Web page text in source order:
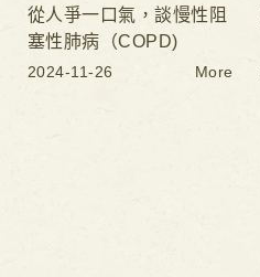
從人爭一口氣，談慢性阻
塞性肺病（COPD)
2024-11-26 More